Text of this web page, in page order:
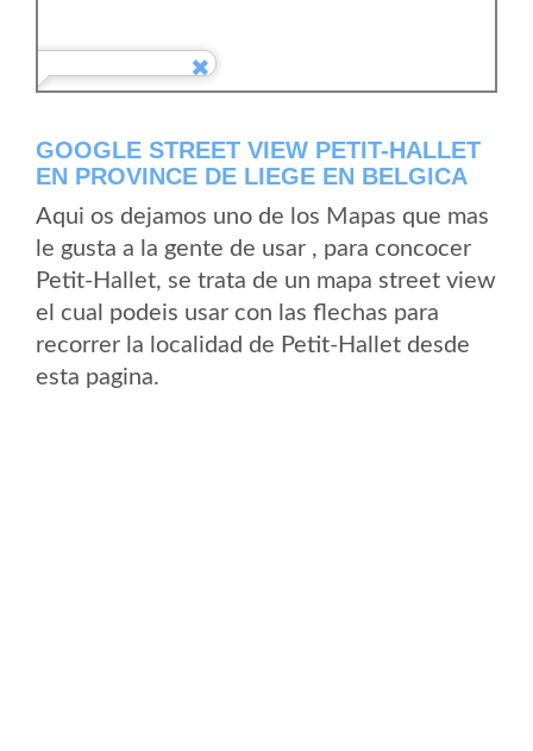
GOOGLE STREET VIEW PETIT-HALLET
EN PROVINCE DE LIEGE EN BELGICA
Aqui os dejamos uno de los Mapas que mas
le gusta a la gente de usar , para concocer
Petit-Hallet, se trata de un mapa street view
el cual podeis usar con las flechas para
recorrer la localidad de Petit-Hallet desde
esta pagina.